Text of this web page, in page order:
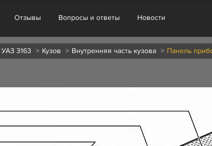
Отзывы Вопросы и ответы Новости
3163 Кузов Внутренняя часть кузова Панель